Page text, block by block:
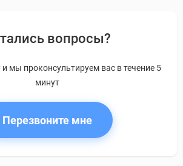
вопросы?
и мы проконсультируем вас в течение 5
минут
Перезвоните мне